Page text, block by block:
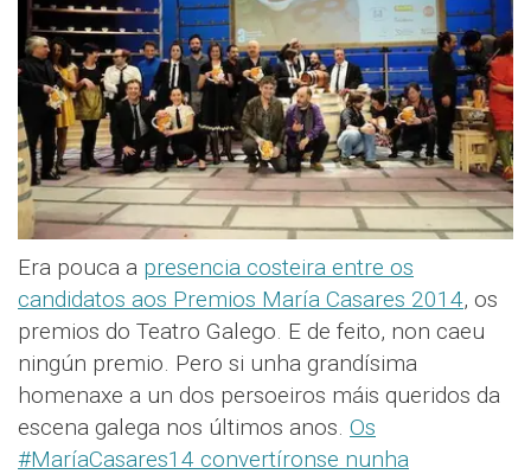
Era pouca a presencia costeira entre os
candidatos aos Premios María Casares 2014, os
premios do Teatro Galego. E de feito, non caeu
ningún premio. Pero si unha grandísima
homenaxe a un dos persoeiros máis queridos da
escena galega nos últimos anos. Os
#MaríaCasares14 convertíronse nunha